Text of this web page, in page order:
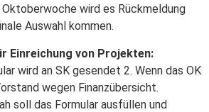
wird es Rückmeldung
Auswahl kommen.
Einreichung von Projekten:
wird an SK gesendet 2. Wenn das OK
wegen Finanzübersicht.
soll das Formular ausfüllen und